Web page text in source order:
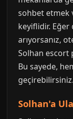
sohbet etmek
keyiflidir. Eğer
arıyorsanız,
Solhan
Bu sayede,
geçirebilirsiniz.
Solhan'a